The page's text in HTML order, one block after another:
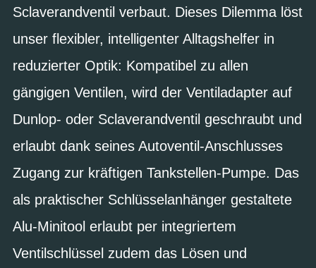
Sclaverandventil verbaut. Dieses Dilemma löst
unser flexibler, intelligenter Alltagshelfer in
reduzierter Optik: Kompatibel zu allen
gängigen Ventilen, wird der Ventiladapter auf
Dunlop- oder Sclaverandventil geschraubt und
erlaubt dank seines Autoventil-Anschlusses
Zugang zur kräftigen Tankstellen-Pumpe. Das
als praktischer Schlüsselanhänger gestaltete
Alu-Minitool erlaubt per integriertem
Ventilschlüssel zudem das Lösen und